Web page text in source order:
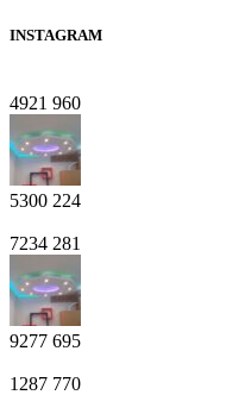
INSTAGRAM
4921 960
5300 224
7234 281
9277 695
1287 770